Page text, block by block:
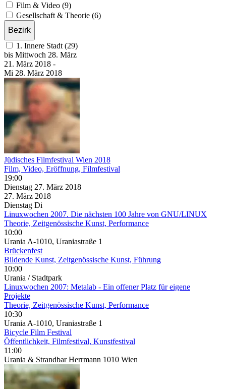
Film & Video (9)
Gesellschaft & Theorie (6)
Bezirk
1. Innere Stadt (29)
bis Mittwoch 28. März
21. März 2018 -
Mi 28. März 2018
Jüdisches Filmfestival Wien 2018
Film, Video, Eröffnung, Filmfestival
19:00
Dienstag 27. März 2018
27. März 2018
Dienstag Di
Linuxwochen 2007. Die nächsten 100 Jahre von GNU/LINUX
Theorie, Zeitgenössische Kunst, Performance
10:00
Urania A-1010, Uraniastraße 1
Brückenfest
Bildende Kunst, Zeitgenössische Kunst, Führung
10:00
Urania / Stadtpark
Linuxwochen 2007: Metalab - Ein offener Platz für eigene
Projekte
Theorie, Zeitgenössische Kunst, Performance
10:30
Urania A-1010, Uraniastraße 1
Bicycle Film Festival
Öffentlichkeit, Filmfestival, Kunstfestival
11:00
Urania & Strandbar Herrmann 1010 Wien